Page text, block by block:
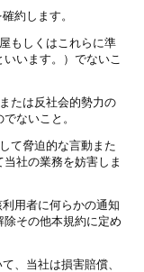
約します。
もしくはこれらに準
います。）でないこ
たは反社会的勢力の
ないこと。
て脅迫的な言動また
社の業務を妨害しま
用者に何らかの通知
その他本規約に定め
、当社は損害賠償、